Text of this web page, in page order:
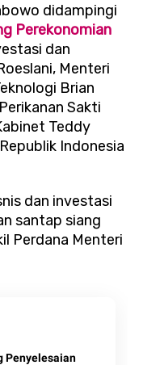
didampingi
Perekonomian
dan
Menteri
Brian
Sakti
Teddy
Indonesia
dan investasi
santap siang
Perdana Menteri
Penyelesaian